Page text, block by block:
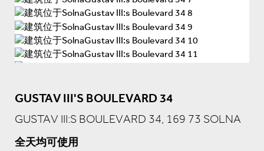
GUSTAV III'S BOULEVARD 34
GUSTAV III:S BOULEVARD 34, 169 73 SOLNA
全天均可使用